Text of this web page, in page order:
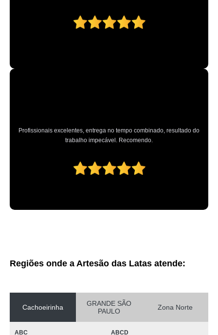
pintura texturizada automotiva preço Vila Medeiros
retoque de pinturas automotivas Imirim
preço de oficina de pintura automotiva Itapevi
pintura perolizada automotiva preço Juquitiba
preço de reparo pintura automotiva Parque Peruche
oficina pintura automotiva preço Cajamar
micro pinturas automotivas Parque Novo Mundo
Profissionais excelentes, entrega no tempo combinado, resultado do
trabalho impecável. Recomendo.
Regiões onde a Artesão das Latas atende:
Cachoeirinha
GRANDE SÃO
PAULO
Zona Norte
ABC ABCD